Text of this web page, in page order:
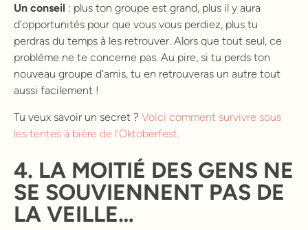
Un conseil : plus ton groupe est grand, plus il y aura
d’opportunités pour que vous vous perdiez, plus tu
perdras du temps à les retrouver. Alors que tout seul, ce
problème ne te concerne pas. Au pire, si tu perds ton
nouveau groupe d’amis, tu en retrouveras un autre tout
aussi facilement !
Tu veux savoir un secret ? Voici comment survivre sous
les tentes à bière de l’Oktoberfest.
4. LA MOITIÉ DES GENS NE
SE SOUVIENNENT PAS DE
LA VEILLE…